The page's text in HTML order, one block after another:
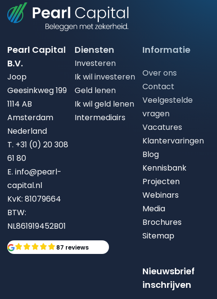
Pearl Capital
B.V.
Joop
Geesinkweg 199
1114 AB
Amsterdam
Nederland
T. +31 (0) 20 308
61 80
E. info@pearl-
capital.nl
KvK: 81079664
BTW:
NL861919452B01
87 reviews
Diensten
Investeren
Ik wil investeren
Geld lenen
Ik wil geld lenen
Intermediairs
Informatie
Over ons
Contact
Veelgestelde
vragen
Vacatures
Klantervaringen
Blog
Kennisbank
Projecten
Webinars
Media
Brochures
Sitemap
Nieuwsbrief
inschrijven